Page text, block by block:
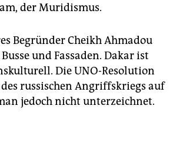
der Muridismus.
Begründer Cheikh Ahmadou
und Fassaden. Dakar ist
Die UNO-Resolution
russischen Angriffskriegs auf
jedoch nicht unterzeichnet.